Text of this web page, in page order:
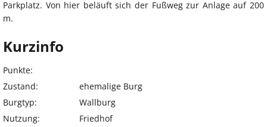
Parkplatz. Von hier beläuft sich der Fußweg zur Anlage auf 200
m.
Kurzinfo
Punkte:
Zustand:
ehemalige Burg
Burgtyp:
Wallburg
Nutzung:
Friedhof